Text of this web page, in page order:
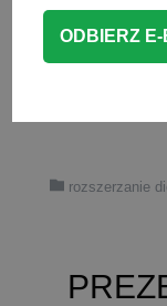
stałych do
jednym
rozszerzanie